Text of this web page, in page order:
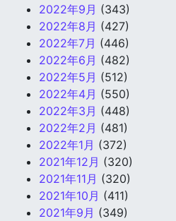
2022年9月 (343)
2022年8月 (427)
2022年7月 (446)
2022年6月 (482)
2022年5月 (512)
2022年4月 (550)
2022年3月 (448)
2022年2月 (481)
2022年1月 (372)
2021年12月 (320)
2021年11月 (320)
2021年10月 (411)
2021年9月 (349)